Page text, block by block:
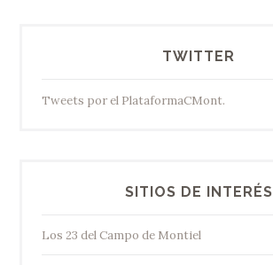
TWITTER
Tweets por el PlataformaCMont.
SITIOS DE INTERÉS
Los 23 del Campo de Montiel